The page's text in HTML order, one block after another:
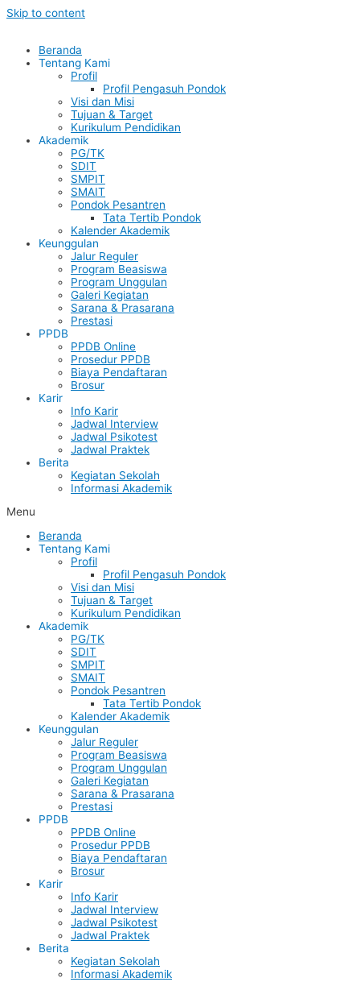
Skip to content
Beranda
Tentang Kami
Profil
Profil Pengasuh Pondok
Visi dan Misi
Tujuan & Target
Kurikulum Pendidikan
Akademik
PG/TK
SDIT
SMPIT
SMAIT
Pondok Pesantren
Tata Tertib Pondok
Kalender Akademik
Keunggulan
Jalur Reguler
Program Beasiswa
Program Unggulan
Galeri Kegiatan
Sarana & Prasarana
Prestasi
PPDB
PPDB Online
Prosedur PPDB
Biaya Pendaftaran
Brosur
Karir
Info Karir
Jadwal Interview
Jadwal Psikotest
Jadwal Praktek
Berita
Kegiatan Sekolah
Informasi Akademik
Menu
Beranda
Tentang Kami
Profil
Profil Pengasuh Pondok
Visi dan Misi
Tujuan & Target
Kurikulum Pendidikan
Akademik
PG/TK
SDIT
SMPIT
SMAIT
Pondok Pesantren
Tata Tertib Pondok
Kalender Akademik
Keunggulan
Jalur Reguler
Program Beasiswa
Program Unggulan
Galeri Kegiatan
Sarana & Prasarana
Prestasi
PPDB
PPDB Online
Prosedur PPDB
Biaya Pendaftaran
Brosur
Karir
Info Karir
Jadwal Interview
Jadwal Psikotest
Jadwal Praktek
Berita
Kegiatan Sekolah
Informasi Akademik